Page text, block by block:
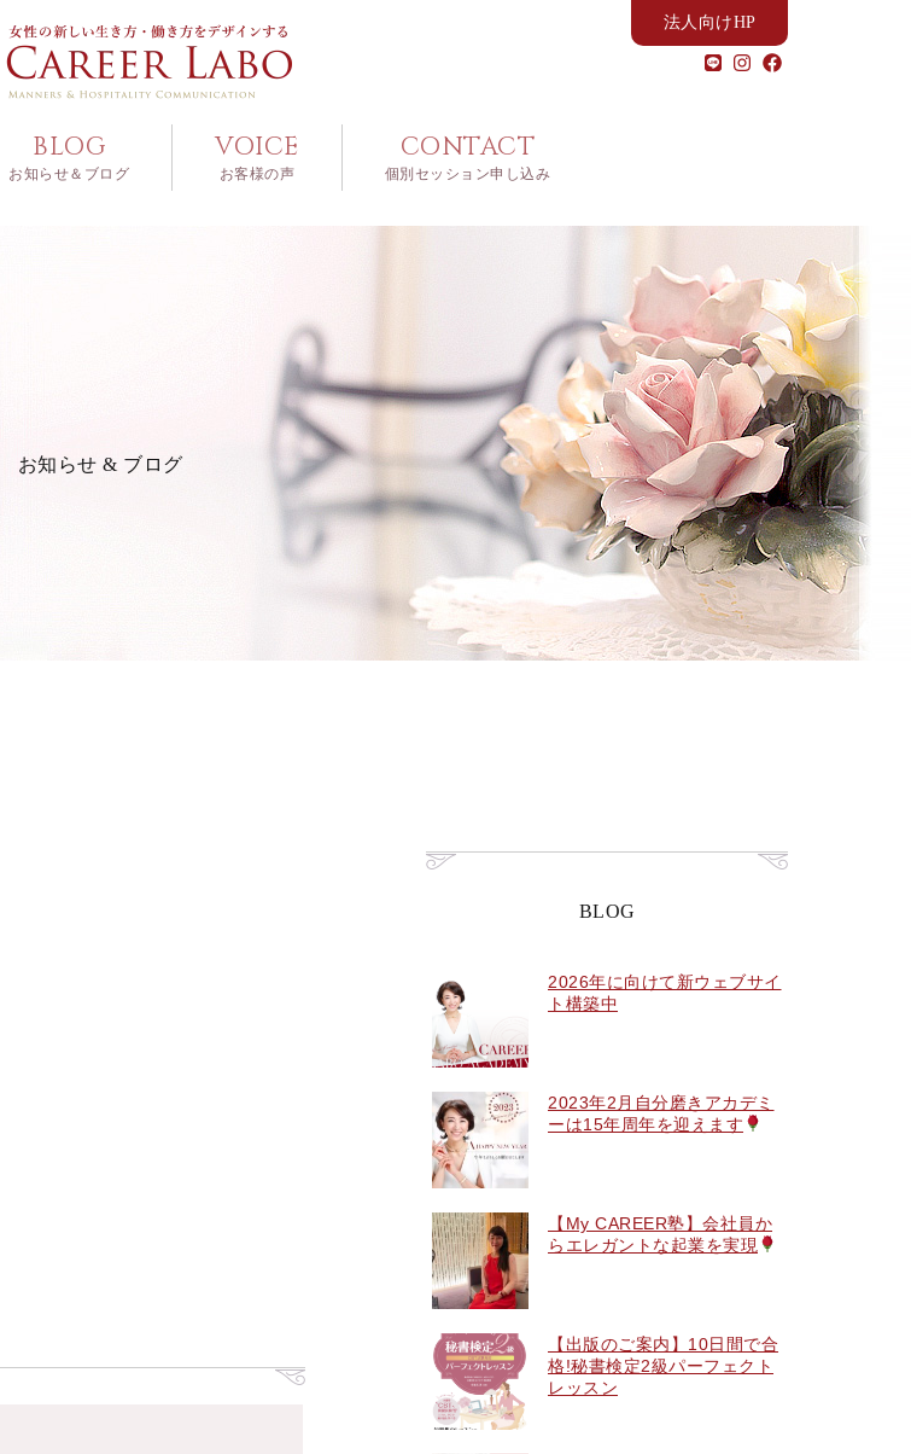
法人向けHP
BLOG
お知らせ＆ブログ
VOICE
お客様の声
CONTACT
個別セッション申し込み
お知らせ & ブログ
BLOG
2026年に向けて新ウェブサイ
ト構築中
2023年2月自分磨きアカデミ
ーは15年周年を迎えます
【My CAREER塾】会社員か
らエレガントな起業を実現
【出版のご案内】10日間で合
格!秘書検定2級パーフェクト
レッスン